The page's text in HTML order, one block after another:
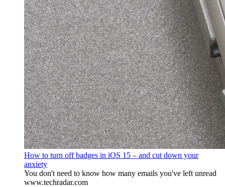
How to turn off badges in iOS 15 – and cut down your
anxiety
You don't need to know how many emails you've left unread
www.techradar.com